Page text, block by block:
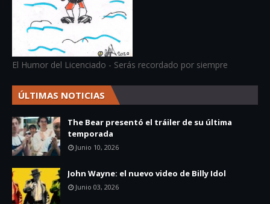
El Humor del Licenciado - Serás recordado por siempre
ÚLTIMAS NOTICIAS
The Bear presentó el tráiler de su última
temporada
Junio 10, 2026
John Wayne: el nuevo video de Billy Idol
Junio 03, 2026